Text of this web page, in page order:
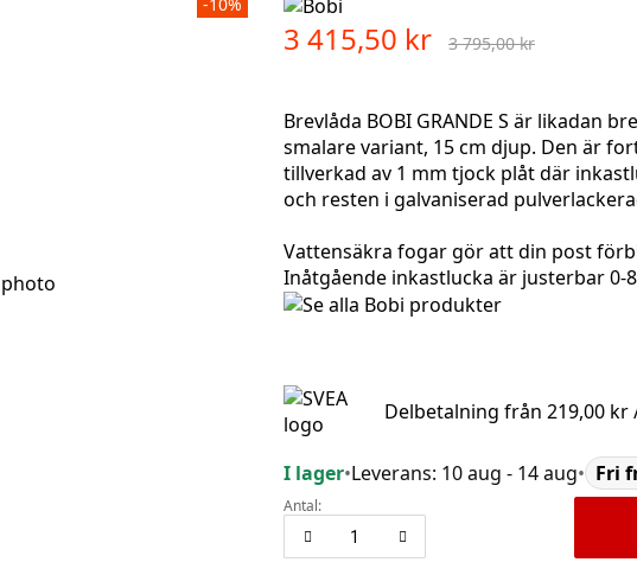
3 415,50 kr 3 795,00 kr
Brevlåda BOBI GRANDE S är likadan
smalare variant, 15 cm djup. Den är
tillverkad av 1 mm tjock plåt där
och resten i galvaniserad
Vattensäkra fogar gör att din post
Inåtgående inkastlucka är justerbar 0-
Delbetalning från 219,00 kr
I lager•Leverans: 10 aug - 14 aug• Fri
Antal: